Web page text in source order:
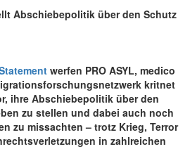
Abschiebepolitik über den Schutz
werfen PRO ASYL, medico
kritnet
ihre Abschiebepolitik über den
zu stellen und dabei auch noch
zu missachten – trotz Krieg, Terror
in zahlreichen